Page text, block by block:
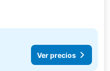
Ver precios